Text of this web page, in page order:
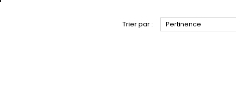
Trier par : Pertinence